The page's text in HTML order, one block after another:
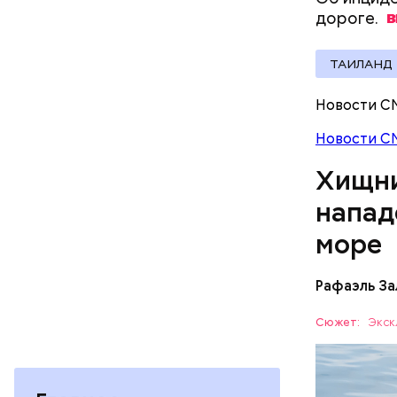
дороге.
ТАИЛАНД
Новости
Новости
море
Рафаэль
Сюжет:
делать
назад о
вполне